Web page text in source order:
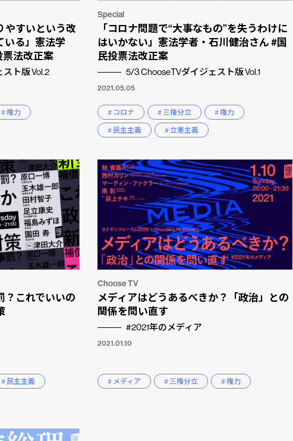
やすいという改
いる」憲法学
票法改正案
ト版 Vol.2
# 権力
Special
「コロナ問題で“大事なもの”を失うわけに
はいかない」憲法学者・石川健治さん #国
民投票法改正案
5/3 ChooseTVダイジェスト版 Vol.1
2021.05.05
# コロナ # 三権分立
# 権力
# 民主主義
# 立憲主義
？これでいいの
# 民主主義
Choose TV
メディアはどうあるべきか？「政治」との
関係を問い直す
#2021年のメディア
2021.01.10
# メディア # 三権分立 # 権力